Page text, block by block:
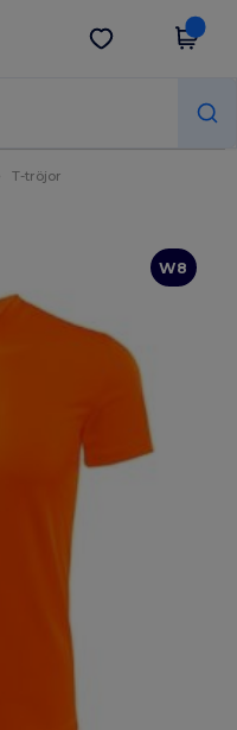
Hämta app
T-tröjor
W8